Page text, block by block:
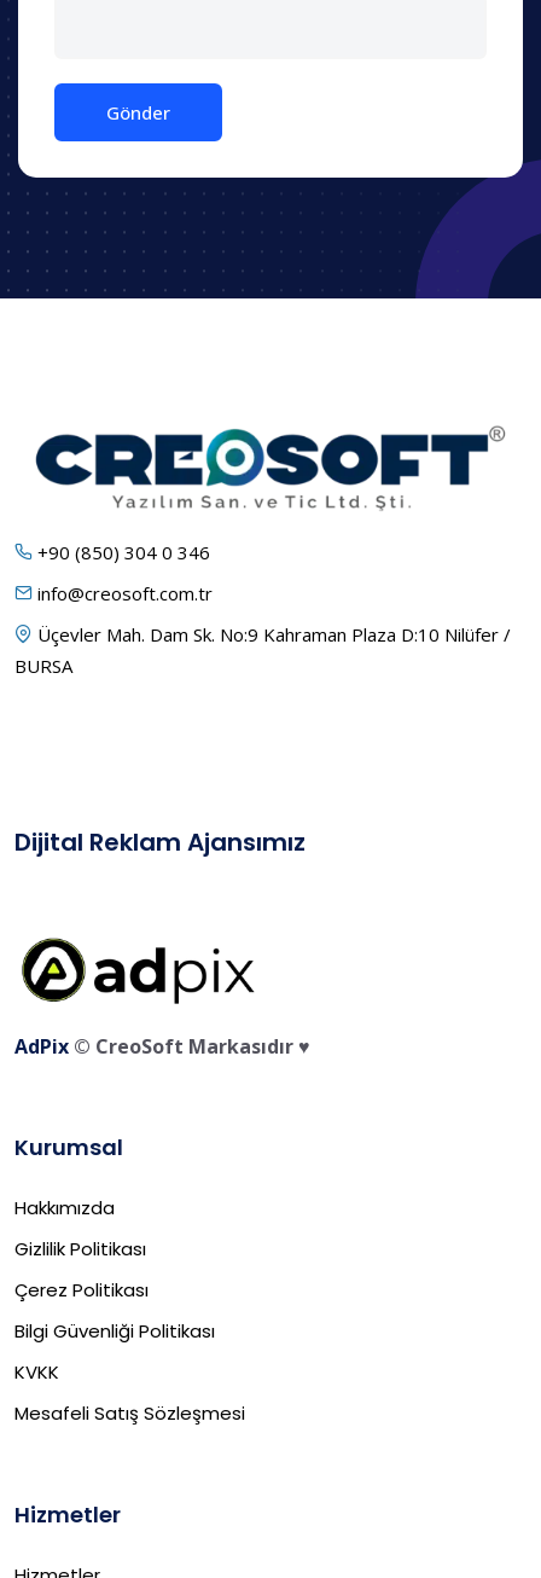
+90 (850) 304 0 346
info@creosoft.com.tr
Üçevler Mah. Dam Sk. No:9 Kahraman Plaza D:10 Nilüfer /
BURSA
Dijital Reklam Ajansımız
AdPix © CreoSoft Markasıdır ♥️
Kurumsal
Hakkımızda
Gizlilik Politikası
Çerez Politikası
Bilgi Güvenliği Politikası
KVKK
Mesafeli Satış Sözleşmesi
Hizmetler